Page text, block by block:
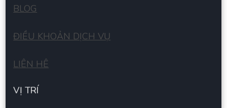
BLOG
ĐIỀU KHOẢN DỊCH VỤ
LIÊN HÊ
VỊ TRÍ